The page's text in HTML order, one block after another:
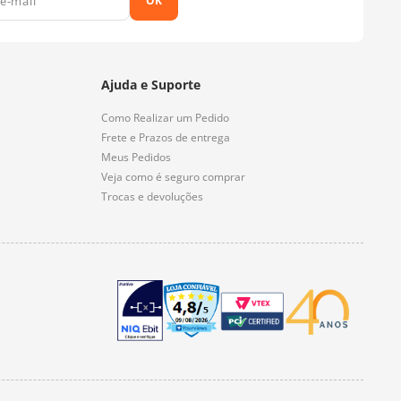
Ajuda e Suporte
Como Realizar um Pedido
Frete e Prazos de entrega
Meus Pedidos
Veja como é seguro comprar
Trocas e devoluções